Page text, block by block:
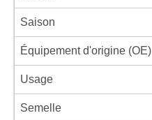
Saison
Équipement d'origine (OE)
Usage
Semelle